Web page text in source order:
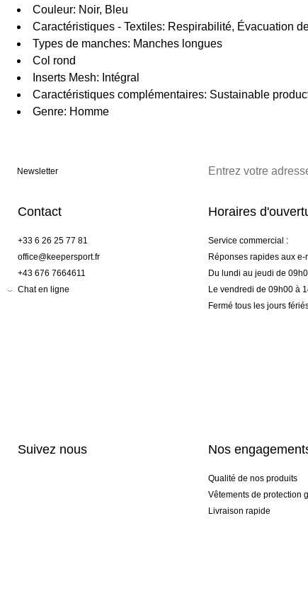
Couleur: Noir, Bleu
Caractéristiques - Textiles: Respirabilité, Évacuation
Types de manches: Manches longues
Col rond
Inserts Mesh: Intégral
Caractéristiques complémentaires: Sustainable
Genre: Homme
Newsletter
Contact
+33 6 26 25 77 81
office@keepersport.fr
+43 676 7664611
Chat en ligne
Horaires
Service commercial :
Réponses rapides aux
Du lundi au jeudi de
Le vendredi de 09h00 à
Fermé tous les jours
Suivez nous Nos
Qualité de nos produits
Vêtements de protection
Livraison rapide